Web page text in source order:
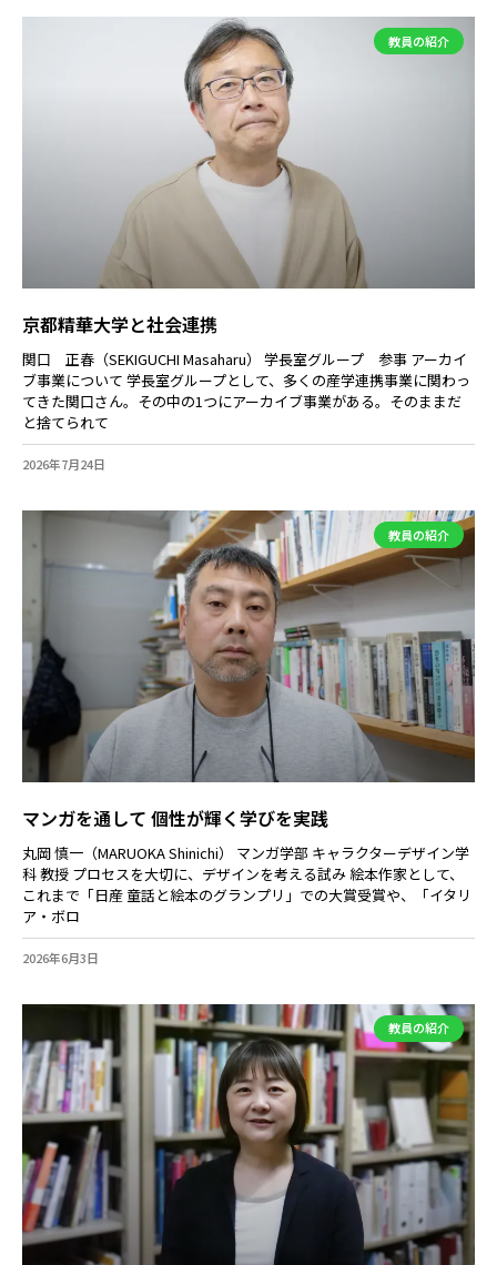
教員の紹介
京都精華大学と社会連携
関口 正春（SEKIGUCHI Masaharu） 学長室グループ 参事 アーカイ
ブ事業について 学長室グループとして、多くの産学連携事業に関わっ
てきた関口さん。その中の1つにアーカイブ事業がある。そのままだ
と捨てられて
2026年7月24日
教員の紹介
マンガを通して 個性が輝く学びを実践
丸岡 慎一（MARUOKA Shinichi） マンガ学部 キャラクターデザイン学
科 教授 プロセスを大切に、デザインを考える試み 絵本作家として、
これまで「日産 童話と絵本のグランプリ」での大賞受賞や、「イタリ
ア・ボロ
2026年6月3日
教員の紹介